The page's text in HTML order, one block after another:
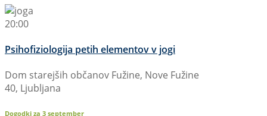
20:00
Psihofiziologija petih elementov v jogi
Dom starejših občanov Fužine, Nove Fužine
40, Ljubljana
Dogodki za 3 september